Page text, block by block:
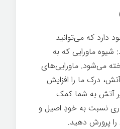
دارد که می‌توانید
شیوه ماورایی که به
می‌شود. ماورایی‌های
درک ما را افزایش
آتش به شما کمک
نسبت به خودِ اصیل و
پرورش دهید.